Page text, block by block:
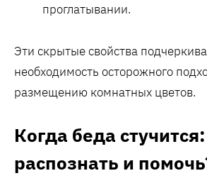
проглатывании.
Эти скрытые свойства
необходимость осторожного
размещению комнатных цветов.
Когда беда
распознать и